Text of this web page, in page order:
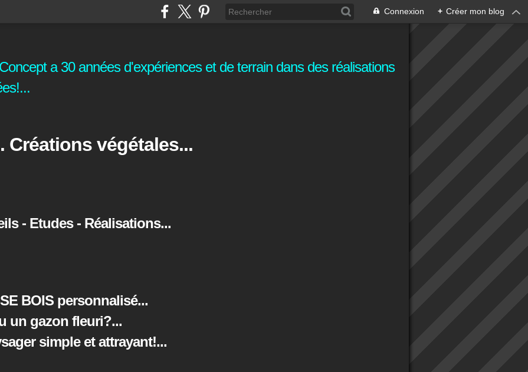
Connexion + Créer mon blog
a 30 années d'expériences et de terrain dans des réalisations
Créations végétales...
- Etudes - Réalisations...
BOIS personnalisé...
un gazon fleuri?...
simple et attrayant!...